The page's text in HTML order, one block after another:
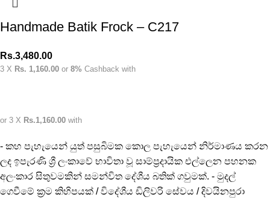
Handmade Batik Frock – C217
Rs.3,480.00
3 X Rs. 1,160.00 or 8% Cashback with
or 3 X Rs.1,160.00 with
- කහ පැහැයෙන් යුත් පසුබිමක කොල පැහැයෙන් නිර්මාණය කරන
ලද ඉපැරණි ශ්‍රී ලංකාවේ භාවිතා වූ සාම්ප්‍රදායික එල්ලෙන පහනක
අලංකාර සිතුවමකින් සමන්විත දේශීය බතික් ගවුමක්. - මුදල්
ගෙවීමේ ක්‍රම කිහිපයක් / විදේශීය ඩිලිවරි සේවය / දිවයිනපුරා